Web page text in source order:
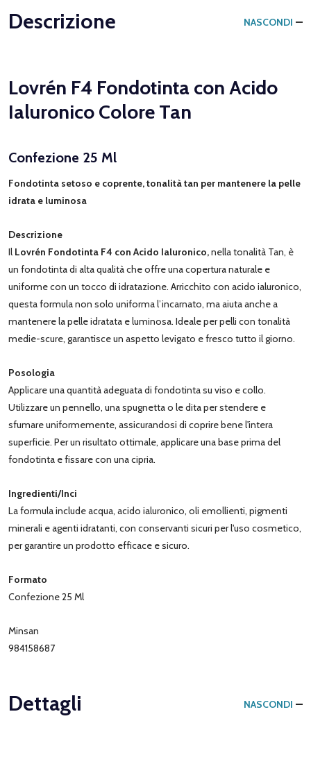
Descrizione NASCONDI
Lovrén F4 Fondotinta con Acido
Ialuronico Colore Tan
Confezione 25 Ml
Fondotinta setoso e coprente, tonalità tan per mantenere la pelle
idrata e luminosa
Descrizione
Il Lovrén Fondotinta F4 con Acido Ialuronico,nella tonalità Tan, è
un fondotinta di alta qualità che offre una copertura naturale e
uniforme con un tocco di idratazione. Arricchito con acido ialuronico,
questa formula non solo uniforma l’incarnato, ma aiuta anche a
mantenere la pelle idratata e luminosa. Ideale per pelli con tonalità
medie-scure, garantisce un aspetto levigato e fresco tutto il giorno.
Posologia
Applicare una quantità adeguata di fondotinta su viso e collo.
Utilizzare un pennello, una spugnetta o le dita per stendere e
sfumare uniformemente, assicurandosi di coprire bene l'intera
superficie. Per un risultato ottimale, applicare una base prima del
fondotinta e fissare con una cipria.
Ingredienti/Inci
La formula include acqua, acido ialuronico, oli emollienti, pigmenti
minerali e agenti idratanti, con conservanti sicuri per l'uso cosmetico,
per garantire un prodotto efficace e sicuro.
Formato
Confezione 25 Ml
Minsan
984158687
Dettagli NASCONDI